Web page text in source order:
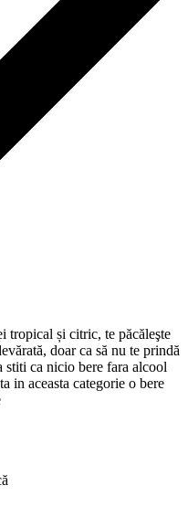
tropical și citric, te păcăleşte
doar ca să nu te prindă
stiti ca nicio bere fara alcool
in aceasta categorie o bere